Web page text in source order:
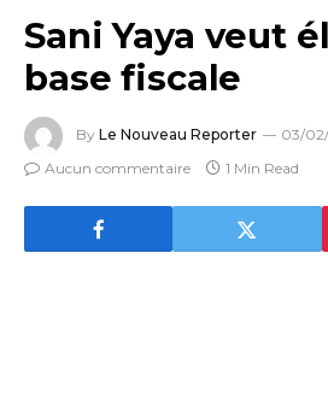
Sani Yaya veut
base fiscale
By Le Nouveau Reporter
03/
Aucun commentaire
1 Min Read